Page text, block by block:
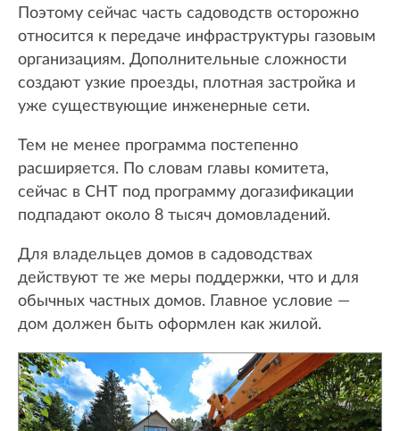
Поэтому сейчас часть садоводств осторожно
относится к передаче инфраструктуры газовым
организациям. Дополнительные сложности
создают узкие проезды, плотная застройка и
уже существующие инженерные сети.
Тем не менее программа постепенно
расширяется. По словам главы комитета,
сейчас в СНТ под программу догазификации
подпадают около 8 тысяч домовладений.
Для владельцев домов в садоводствах
действуют те же меры поддержки, что и для
обычных частных домов. Главное условие —
дом должен быть оформлен как жилой.